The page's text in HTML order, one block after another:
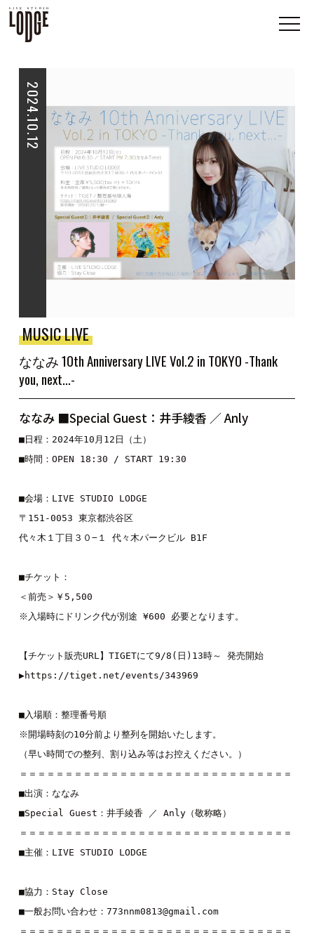
2024.10.12
MUSIC LIVE
ななみ 10th Anniversary LIVE Vol.2 in TOKYO -Thank
you, next…-
ななみ ■Special Guest：井手綾香 ／ Anly
■日程：2024年10月12日（土）
■時間：OPEN 18:30 / START 19:30
■会場：LIVE STUDIO LODGE
〒151-0053 東京都渋谷区
代々木１丁目３０−１ 代々木パークビル B1F
■チケット：
＜前売＞￥5,500
※入場時にドリンク代が別途 ¥600 必要となります。
【チケット販売URL】TIGETにて9/8(日)13時～ 発売開始
▶︎https://tiget.net/events/343969
■入場順：整理番号順
※開場時刻の10分前より整列を開始いたします。
（早い時間での整列、割り込み等はお控えください。）
＝＝＝＝＝＝＝＝＝＝＝＝＝＝＝＝＝＝＝＝＝＝＝＝＝＝＝＝＝＝
■出演： ななみ
■Special Guest： 井手綾香 ／ Anly（敬称略）
＝＝＝＝＝＝＝＝＝＝＝＝＝＝＝＝＝＝＝＝＝＝＝＝＝＝＝＝＝＝
■主催：LIVE STUDIO LODGE
■協力：Stay Close
■一般お問い合わせ：773nnm0813@gmail.com
＝＝＝＝＝＝＝＝＝＝＝＝＝＝＝＝＝＝＝＝＝＝＝＝＝＝＝＝＝＝